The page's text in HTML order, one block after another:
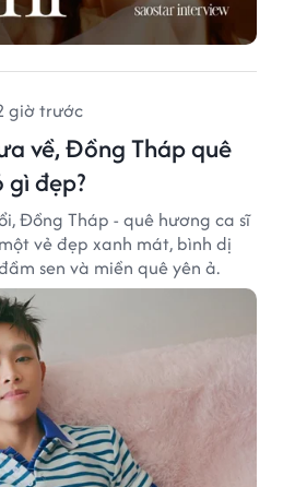
giờ trước
về, Đồng Tháp quê
gì đẹp?
Đồng Tháp - quê hương ca sĩ
vẻ đẹp xanh mát, bình dị
sen và miền quê yên ả.